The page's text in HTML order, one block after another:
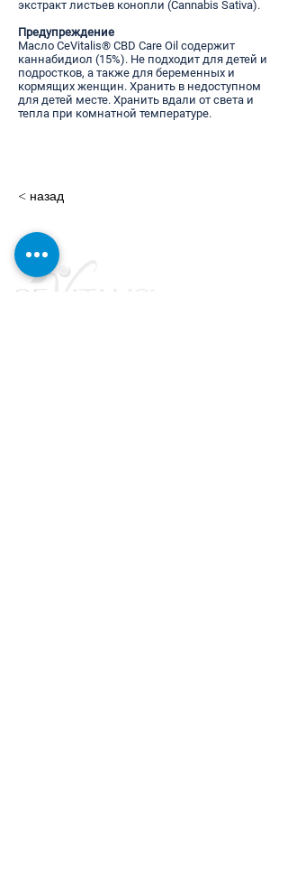
экстракт листьев конопли (Cannabis Sativa).
Предупреждение
Масло CeVitalis® CBD Care Oil содержит
каннабидиол (15%). Не подходит для детей и
подростков, а также для беременных и
кормящих женщин. Хранить в недоступном
для детей месте. Хранить вдали от света и
тепла при комнатной температуре.
< назад